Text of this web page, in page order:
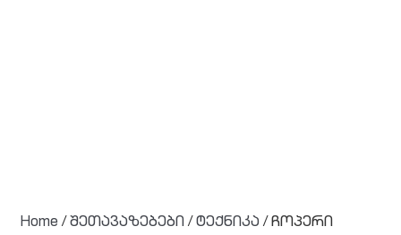
Home /შეთავაზებები /ტექნიკა / ჩოპერი